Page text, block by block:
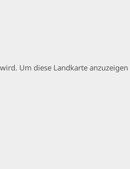
Um diese Landkarte anzuzeigen